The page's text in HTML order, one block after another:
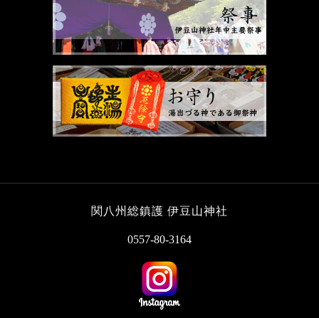
関八州総鎮護 伊豆山神社
0557-80-3164